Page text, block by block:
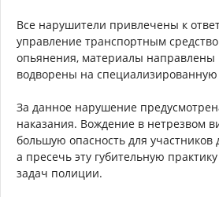
Все нарушители привлечены к
управление транспортным
опьянения, материалы
водворены на специализированную
За данное нарушение
наказания. Вождение в нетрезвом
большую опасность для
а пресечь эту губительную
задач полиции.